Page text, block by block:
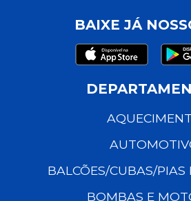
BAIXE JÁ
BALCÕES/CUBAS/PIAS
BOMBAS E